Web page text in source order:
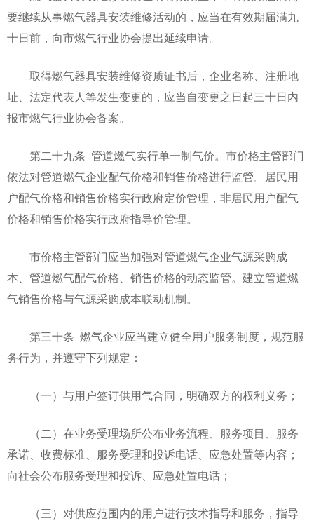
要继续从事燃气器具安装维修活动的，应当在有效期届满九
十日前，向市燃气行业协会提出延续申请。
取得燃气器具安装维修资质证书后，企业名称、注册地
址、法定代表人等发生变更的，应当自变更之日起三十日内
报市燃气行业协会备案。
第二十九条 管道燃气实行单一制气价。市价格主管部门
依法对管道燃气企业配气价格和销售价格进行监管。居民用
户配气价格和销售价格实行政府定价管理，非居民用户配气
价格和销售价格实行政府指导价管理。
市价格主管部门应当加强对管道燃气企业气源采购成
本、管道燃气配气价格、销售价格的动态监管。建立管道燃
气销售价格与气源采购成本联动机制。
第三十条 燃气企业应当建立健全用户服务制度，规范服
务行为，并遵守下列规定：
（一）与用户签订供用气合同，明确双方的权利义务；
（二）在业务受理场所公布业务流程、服务项目、服务
承诺、收费标准、服务受理和投诉电话、应急处置等内容；
向社会公布服务受理和投诉、应急处置电话；
（三）对供应范围内的用户进行技术指导和服务，指导